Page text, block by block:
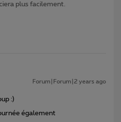
plus facilement.
Forum|Forum|2 years ago
:)
également